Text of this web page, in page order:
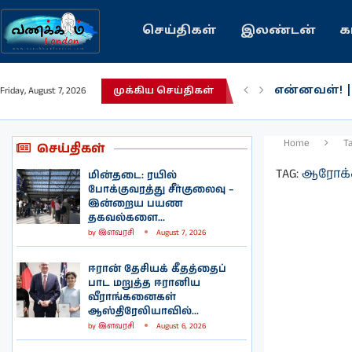
செய்திகள் இலண்டன்
Friday, August 7, 2026 முக்கிய செய்திகள்
என்னவள்! |
செய்திகள்
மின்தடை: ரயில்
போக்குவரத்து சீர்குலைவு –
இன்றைய பயண
தகவல்களை...
by இளவரசி August 7, 2026
ஈரான் தேசியக் கீதத்தைப்
பாட மறுத்த ஈரானிய
வீராங்கனைகள்
ஆஸ்திரேலியாவில்...
by இளவரசி August 6, 2026
Home
TAG: